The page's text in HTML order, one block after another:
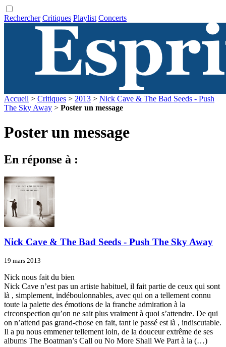
Rechercher Critiques Playlist Concerts
Accueil > Critiques > 2013 > Nick Cave & The Bad Seeds - Push
The Sky Away > Poster un message
Poster un message
En réponse à :
Nick Cave & The Bad Seeds - Push The Sky Away
19 mars 2013
Nick nous fait du bien
Nick Cave n’est pas un artiste habituel, il fait partie de ceux qui sont
là , simplement, indéboulonnables, avec qui on a tellement connu
toute la palette des émotions de la franche admiration à la
circonspection qu’on ne sait plus vraiment à quoi s’attendre. De qui
on n’attend pas grand-chose en fait, tant le passé est là , indiscutable.
Il a pu nous emmener tellement loin, de la douceur extrême de ses
albums The Boatman’s Call ou No More Shall We Part à la (…)